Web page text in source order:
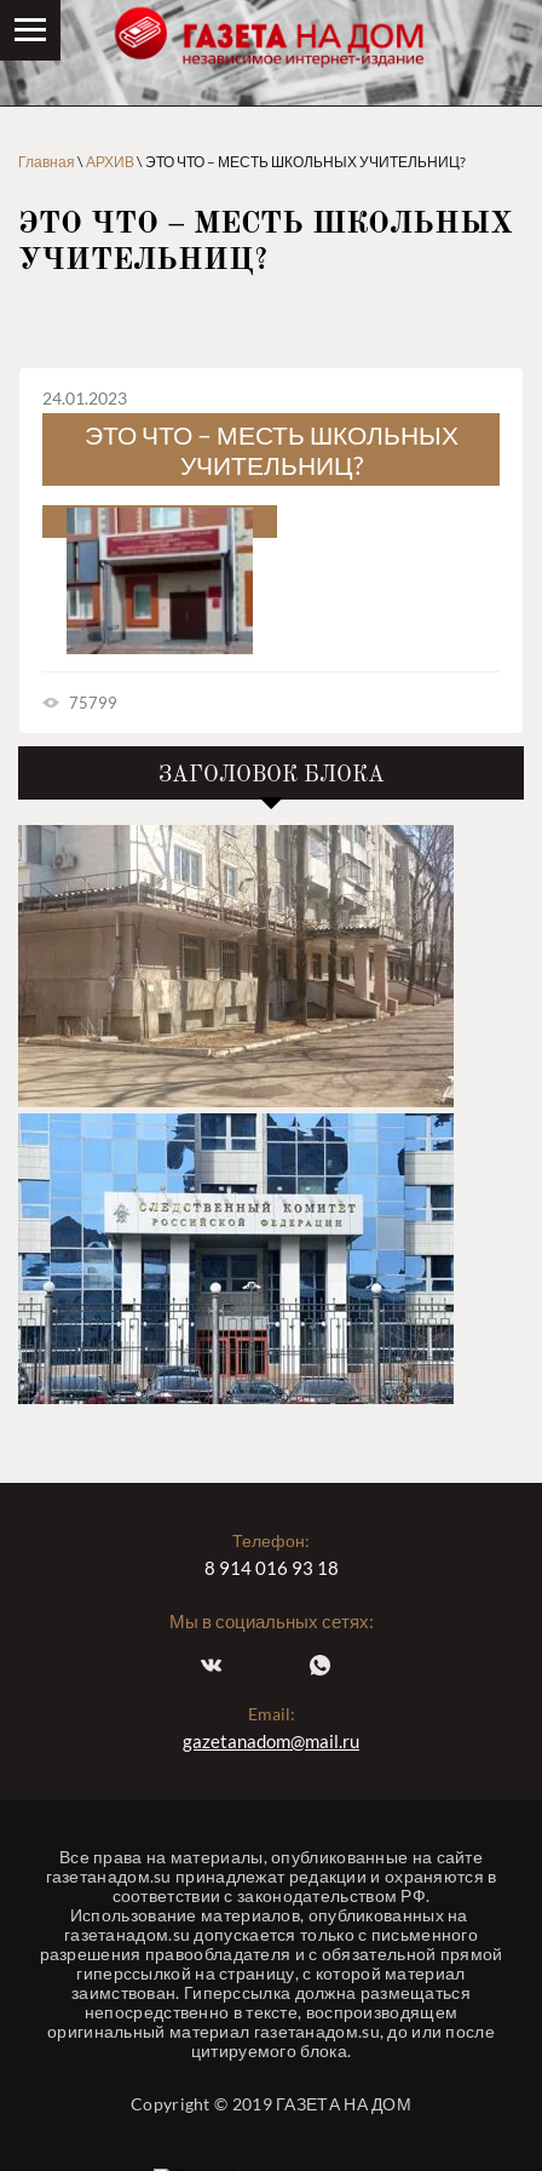
Главная \АРХИВ\ ЭТО ЧТО – МЕСТЬ ШКОЛЬНЫХ УЧИТЕЛЬНИЦ?
ЭТО ЧТО – МЕСТЬ ШКОЛЬНЫХ
УЧИТЕЛЬНИЦ?
24.01.2023
ЭТО ЧТО – МЕСТЬ ШКОЛЬНЫХ
УЧИТЕЛЬНИЦ?
75799
ЗАГОЛОВОК БЛОКА
Телефон:
8 914 016 93 18
Мы в социальных сетях:
Email:
gazetanadom@mail.ru
Все права на материалы, опубликованные на сайте
газетанадом.su принадлежат редакции и охраняются в
соответствии с законодательством РФ.
Использование материалов, опубликованных на
газетанадом.su допускается только с письменного
разрешения правообладателя и с обязательной прямой
гиперссылкой на страницу, с которой материал
заимствован. Гиперссылка должна размещаться
непосредственно в тексте, воспроизводящем
оригинальный материал газетанадом.su, до или после
цитируемого блока.
Copyright © 2019 ГАЗЕТА НА ДОМ